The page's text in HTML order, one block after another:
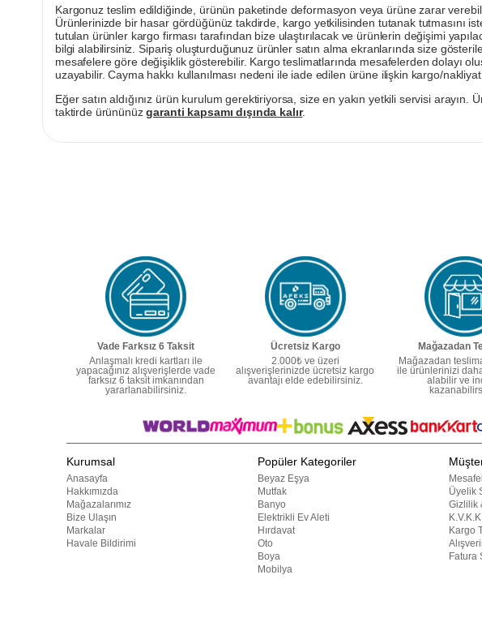
Kargonuz teslim edildiğinde, ürünün paketinde deformasyon veya ürüne zarar
Ürünlerinizde bir hasar gördüğünüz takdirde, kargo yetkilisinden tutanak tutmasını
tutulan ürünler kargo firması tarafından bize ulaştırılacak ve ürünlerin değişimi
bilgi alabilirsiniz. Sipariş oluşturduğunuz ürünler satın alma ekranlarında size
mesafelere göre değişiklik gösterebilir. Kargo teslimatlarında mesafelerden dolayı
uzayabilir. Cayma hakkı kullanılması nedeni ile iade edilen ürüne ilişkin kargo/
Eğer satın aldığınız ürün kurulum gerektiriyorsa, size en yakın yetkili servisi arayın.
taktirde ürününüzgaranti kapsamı dışında kalır.
Vade Farksız 6 Taksit
Anlaşmalı kredi kartları ile
yapacağınız alışverişlerde vade
farksız 6 taksit imkanından
yararlanabilirsiniz.
Ücretsiz Kargo
2.000₺ ve üzeri
alışverişlerinizde ücretsiz kargo
avantajı elde edebilirsiniz.
Mağazadan
Mağazadan
ile ürünlerinizi
alabilir ve
Kurumsal
Anasayfa
Hakkımızda
Mağazalarımız
Bize Ulaşın
Markalar
Havale Bildirimi
Popüler Kategoriler
Beyaz Eşya
Mutfak
Banyo
Elektrikli Ev Aleti
Hırdavat
Oto
Boya
Mobilya
Üyelik
Gizlilik
Kargo
Fatura